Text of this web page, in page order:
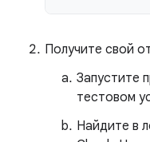
Получите свой
Запустите
тестовом
Найдите в